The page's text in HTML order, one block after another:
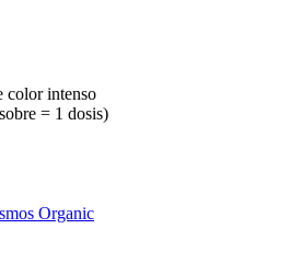
color intenso
= 1 dosis)
Organic